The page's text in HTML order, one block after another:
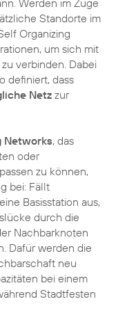
Standorte im
Organizing
um sich mit
verbinden. Dabei
definiert, dass
Netz zur
Networks, das
oder
zu können,
bei: Fällt
Basisstation aus,
durch die
Nachbarknoten
Dafür werden die
neu
bei einem
Stadtfesten